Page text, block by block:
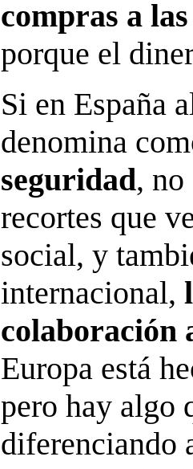
compras a
porque el
Si en España
denomina
seguridad, no
recortes que
social, y
internacional,
colaboración
Europa está
pero hay algo
diferenciando